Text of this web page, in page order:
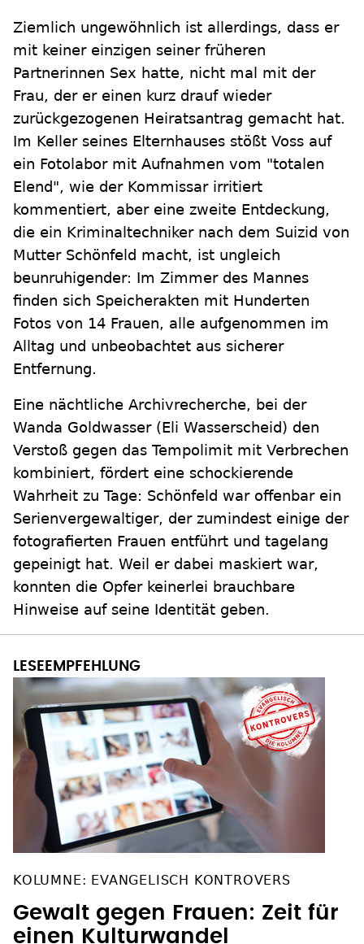
Ziemlich ungewöhnlich ist allerdings, dass er
mit keiner einzigen seiner früheren
Partnerinnen Sex hatte, nicht mal mit der
Frau, der er einen kurz drauf wieder
zurückgezogenen Heiratsantrag gemacht hat.
Im Keller seines Elternhauses stößt Voss auf
ein Fotolabor mit Aufnahmen vom "totalen
Elend", wie der Kommissar irritiert
kommentiert, aber eine zweite Entdeckung,
die ein Kriminaltechniker nach dem Suizid von
Mutter Schönfeld macht, ist ungleich
beunruhigender: Im Zimmer des Mannes
finden sich Speicherakten mit Hunderten
Fotos von 14 Frauen, alle aufgenommen im
Alltag und unbeobachtet aus sicherer
Entfernung.
Eine nächtliche Archivrecherche, bei der
Wanda Goldwasser (Eli Wasserscheid) den
Verstoß gegen das Tempolimit mit Verbrechen
kombiniert, fördert eine schockierende
Wahrheit zu Tage: Schönfeld war offenbar ein
Serienvergewaltiger, der zumindest einige der
fotografierten Frauen entführt und tagelang
gepeinigt hat. Weil er dabei maskiert war,
konnten die Opfer keinerlei brauchbare
Hinweise auf seine Identität geben.
KOLUMNE: EVANGELISCH KONTROVERS
Gewalt gegen Frauen: Zeit für
einen Kulturwandel